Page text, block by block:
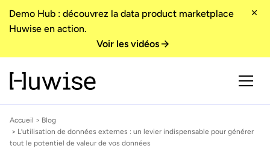
Demo Hub : découvrez la data product marketplace
Huwise en action.
Voir les vidéos
Accueil > Blog
> L’utilisation de données externes : un levier indispensable pour générer
tout le potentiel de valeur de vos données